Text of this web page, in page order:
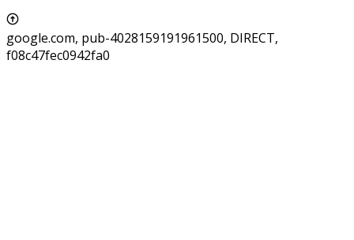
google.com, pub-4028159191961500, DIRECT,
f08c47fec0942fa0